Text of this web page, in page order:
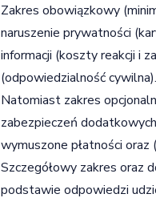
Zakres obowiązkowy
naruszenie prywatności
informacji (koszty reakcji i
(odpowiedzialność cywilna).
Natomiast zakres
zabezpieczeń
wymuszone płatności
Szczegółowy zakres oraz
podstawie odpowiedzi